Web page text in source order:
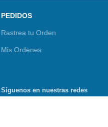
PEDIDOS
Rastrea tu Orden
Mis Ordenes
Síguenos en nuestras redes